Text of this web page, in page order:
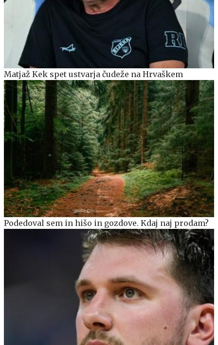
Matjaž Kek spet ustvarja čudeže na Hrvaškem
Podedoval sem in hišo in gozdove. Kdaj naj prodam?